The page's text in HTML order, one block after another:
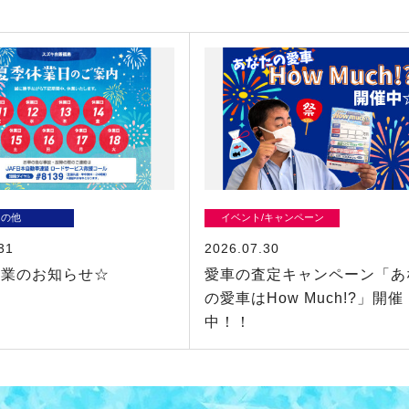
他
のお知らせ☆
イベント/キャンペーン
2026.07.30
愛車の査定キャンペーン「
の愛車はHow Much!?」開催
中！！